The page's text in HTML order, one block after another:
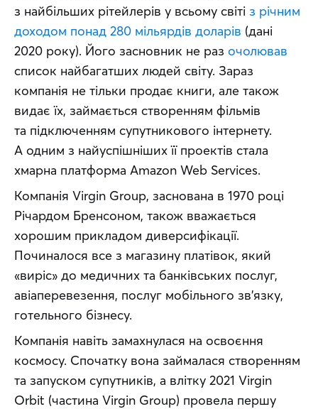
з найбільших рітейлерів у всьому світі з річним
доходом понад 280 мільярдів доларів (дані
2020 року). Його засновник не раз очолював
список найбагатших людей світу. Зараз
компанія не тільки продає книги, але також
видає їх, займається створенням фільмів
та підключенням супутникового інтернету.
А одним з найуспішніших її проектів стала
хмарна платформа Amazon Web Services.
Компанія Virgin Group, заснована в 1970 році
Річардом Бренсоном, також вважається
хорошим прикладом диверсифікації.
Починалося все з магазину платівок, який
«виріс» до медичних та банківських послуг,
авіаперевезення, послуг мобільного зв’язку,
готельного бізнесу.
Компанія навіть замахнулася на освоєння
космосу. Спочатку вона займалася створенням
та запуском супутників, а влітку 2021 Virgin
Orbit (частина Virgin Group) провела першу